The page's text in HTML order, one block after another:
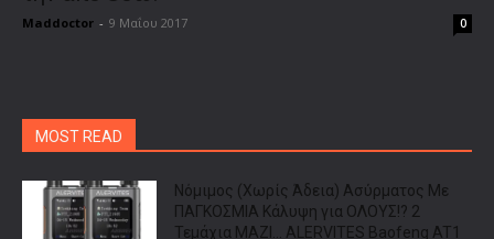
Maddoctor - 9 Μαΐου 2017 0
MOST READ
Νόμιμος (Χωρίς Άδεια) Ασύρματος Με
ΠΑΓΚΟΣΜΙΑ Κάλυψη για ΟΛΟΥΣ!? 2
Τεμάχια ΜΑΖΙ… ALERVITES Baofeng AT1